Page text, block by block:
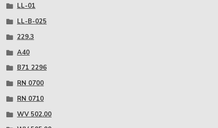
LL-01
LL-B-025
229.3
A40
B71 2296
RN 0700
RN 0710
WV 502.00